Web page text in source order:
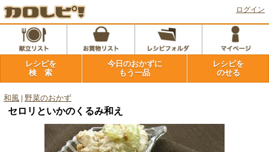
ログイン
レシピを
検 索
今日のおかずに
もう一品
レシピを
のせる
和風 野菜のおかず
セロリといかのくるみ和え